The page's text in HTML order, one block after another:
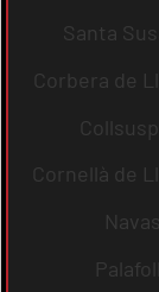
Santa
Corbera de
Cornellà de
Navas